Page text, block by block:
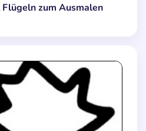
zum Ausmalen